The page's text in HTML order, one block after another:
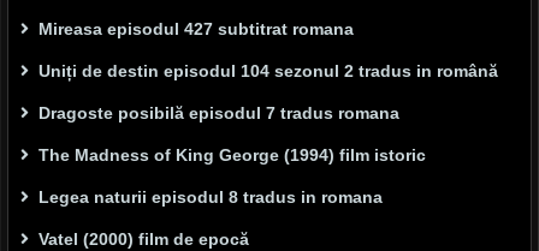
Mireasa episodul 427 subtitrat romana
Uniți de destin episodul 104 sezonul 2 tradus in română
Dragoste posibilă episodul 7 tradus romana
The Madness of King George (1994) film istoric
Legea naturii episodul 8 tradus in romana
Vatel (2000) film de epocă